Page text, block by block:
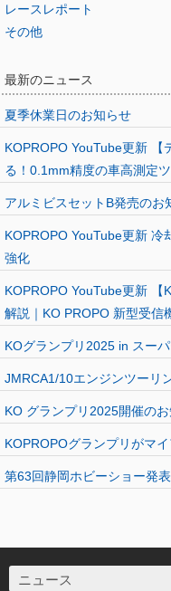
レースレポート
その他
最新のニュース
夏季休業日のお知らせ
KOPROPO YouTube更新 【
る！0.1mm精度の車高測定
アルミビスセットB発売のお
KOPROPO YouTube更新
強化
KOPROPO YouTube更新
解説｜KO PROPO 新型受信
KOグランプリ2025 in スー
JMRCA1/10エンジンツーリ
KO グランプリ2025開催の
KOPROPOグランプリがマ
第63回静岡ホビーショー発
ニュース